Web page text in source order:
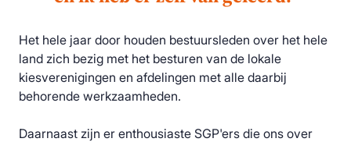
Het hele jaar door houden bestuursleden over het hele
land zich bezig met het besturen van de lokale
kiesverenigingen en afdelingen met alle daarbij
behorende werkzaamheden.
Daarnaast zijn er enthousiaste SGP'ers die ons over